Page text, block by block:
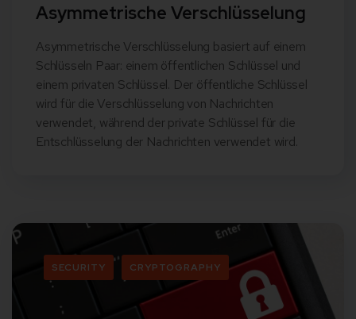
Asymmetrische Verschlüsselung
Asymmetrische Verschlüsselung basiert auf einem
Schlüsseln Paar: einem öffentlichen Schlüssel und
einem privaten Schlüssel. Der öffentliche Schlüssel
wird für die Verschlüsselung von Nachrichten
verwendet, während der private Schlüssel für die
Entschlüsselung der Nachrichten verwendet wird.
SECURITY CRYPTOGRAPHY